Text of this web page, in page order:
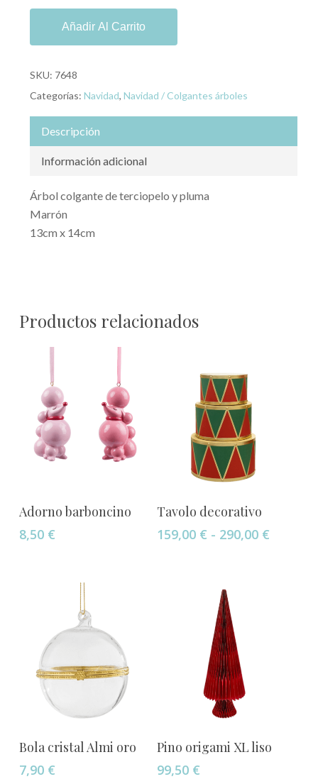
Añadir Al Carrito
SKU: 7648
Categorías: Navidad, Navidad / Colgantes árboles
Descripción
Información adicional
Árbol colgante de terciopelo y pluma
Marrón
13cm x 14cm
Productos relacionados
Añadir Al Carrito
Adorno barboncino
8,50 €
Seleccionar Opciones
producto
tiene
de
producto
Tavolo decorativo
159,00 € - 290,00 €
Añadir Al Carrito
Bola cristal Almi oro
7,90 €
Añadir Al Carrito
Pino origami XL liso
99,50 €